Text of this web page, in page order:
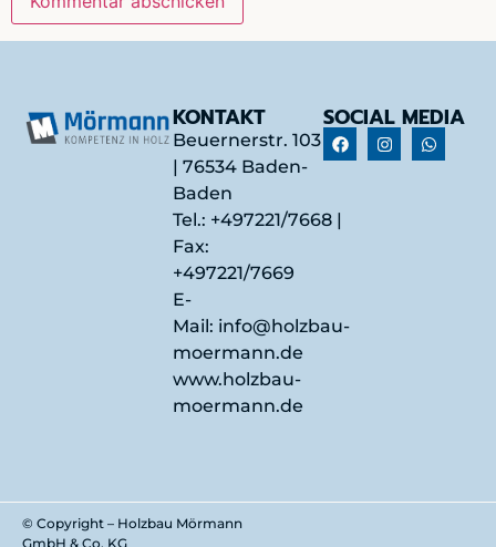
KONTAKT
Beuernerstr. 103
| 76534 Baden-
Baden
Tel.: +497221/7668 |
Fax:
+497221/7669
E-
Mail: info@holzbau-
moermann.de
www.holzbau-
moermann.de
SOCIAL MEDIA
© Copyright – Holzbau Mörmann
GmbH & Co. KG